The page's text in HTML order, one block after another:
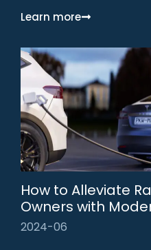
Learn more
How to Alleviate
Owners with
2024-06